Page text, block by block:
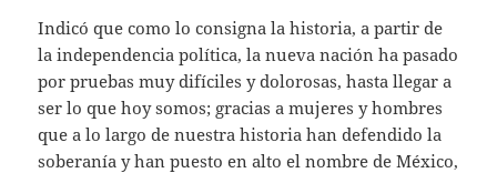
Indicó que como lo consigna la historia, a partir de
la independencia política, la nueva nación ha pasado
por pruebas muy difíciles y dolorosas, hasta llegar a
ser lo que hoy somos; gracias a mujeres y hombres
que a lo largo de nuestra historia han defendido la
soberanía y han puesto en alto el nombre de México,